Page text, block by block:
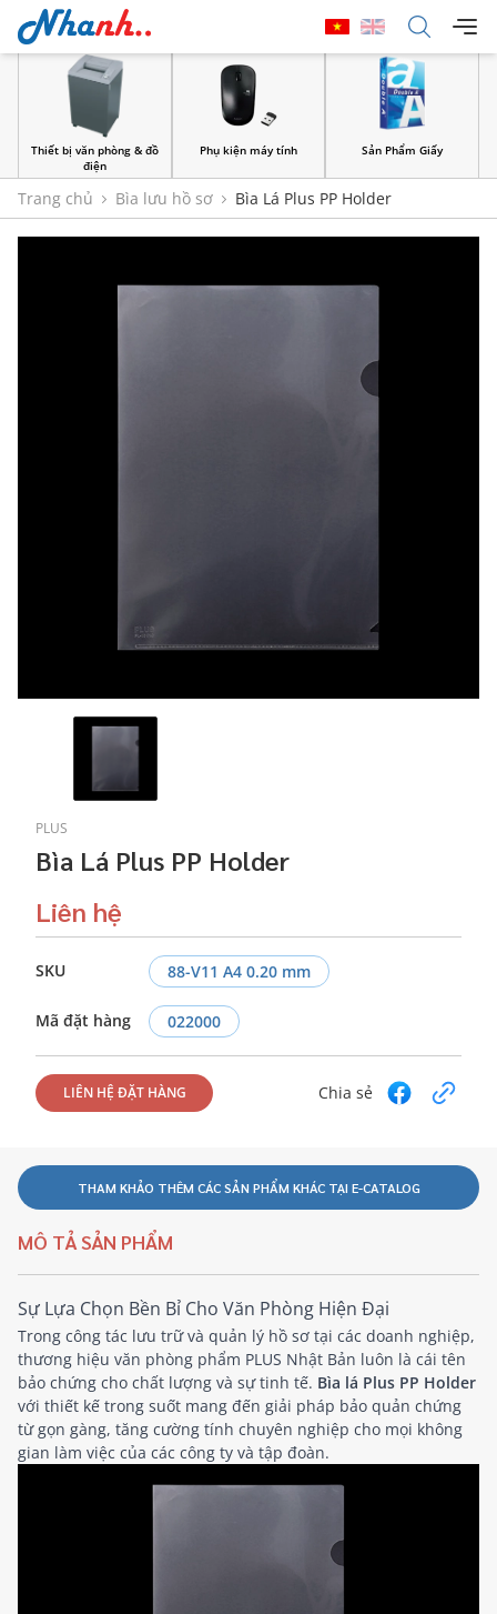
Thiết bị văn phòng & đồ
điện
Phụ kiện máy tính Sản Phẩm Giấy
Trang chủ Bìa lưu hồ sơ Bìa Lá Plus PP Holder
PLUS
Bìa Lá Plus PP Holder
Liên hệ
SKU 88-V11 A4 0.20 mm
Mã đặt hàng 022000
LIÊN HỆ ĐẶT HÀNG Chia sẻ
THAM KHẢO THÊM CÁC SẢN PHẨM KHÁC TẠI E-CATALOG
MÔ TẢ SẢN PHẨM
Sự Lựa Chọn Bền Bỉ Cho Văn Phòng Hiện Đại
Trong công tác lưu trữ và quản lý hồ sơ tại các doanh nghiệp,
thương hiệu văn phòng phẩm PLUS Nhật Bản luôn là cái tên
bảo chứng cho chất lượng và sự tinh tế. Bìa lá Plus PP Holder
với thiết kế trong suốt mang đến giải pháp bảo quản chứng
từ gọn gàng, tăng cường tính chuyên nghiệp cho mọi không
gian làm việc của các công ty và tập đoàn.